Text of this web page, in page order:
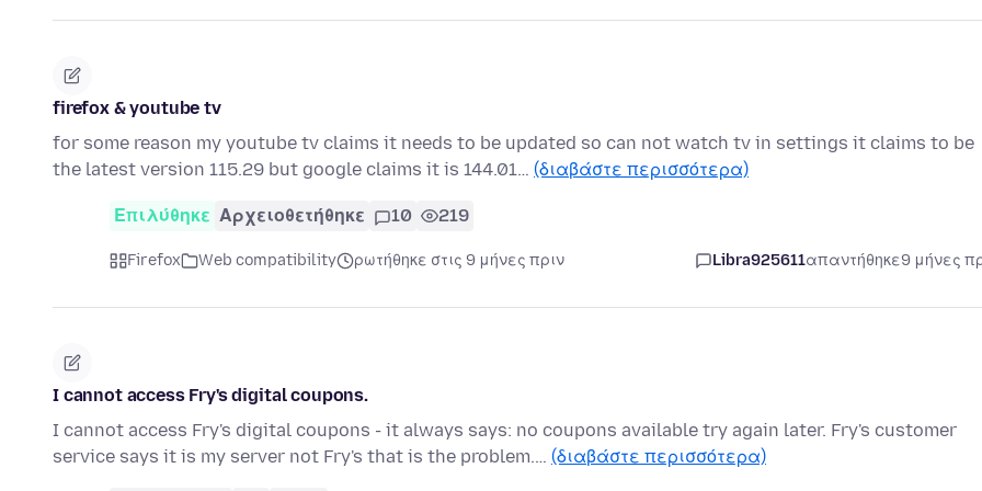
firefox & youtube tv
for some reason my youtube tv claims it needs to be updated so can not watch tv in settings it claims to be
the latest version 115.29 but google claims it is 144.01… (διαβάστε περισσότερα)
Επιλύθηκε Αρχειοθετήθηκε 10 219
Firefox Web compatibility ρωτήθηκε στις 9 μήνες πριν Libra925611απαντήθηκε9 μήνες
I cannot access Fry's digital coupons.
I cannot access Fry's digital coupons - it always says: no coupons available try again later. Fry's customer
service says it is my server not Fry's that is the problem.… (διαβάστε περισσότερα)